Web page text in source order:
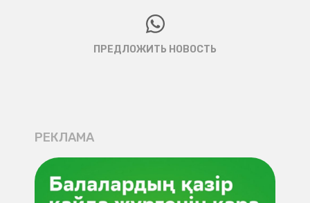
ПРЕДЛОЖИТЬ НОВОСТЬ
РЕКЛАМА